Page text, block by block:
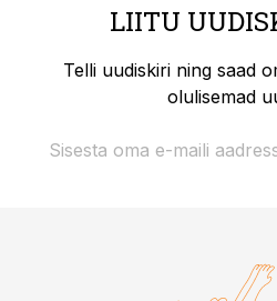
LIITU
Telli uudiskiri ning saad
olulisemad